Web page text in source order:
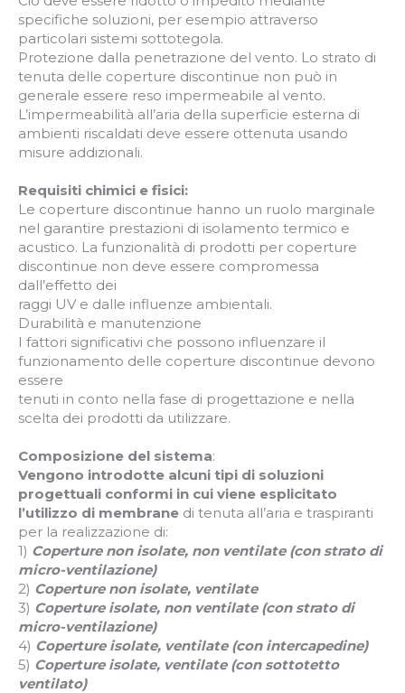
specifiche soluzioni, per esempio attraverso
particolari sistemi sottotegola.
Protezione dalla penetrazione del vento. Lo strato di
tenuta delle coperture discontinue non può in
generale essere reso impermeabile al vento.
L’impermeabilità all’aria della superficie esterna di
ambienti riscaldati deve essere ottenuta usando
misure addizionali.
Requisiti chimici e fisici:
Le coperture discontinue hanno un ruolo marginale
nel garantire prestazioni di isolamento termico e
acustico. La funzionalità di prodotti per coperture
discontinue non deve essere compromessa
dall’effetto dei
raggi UV e dalle influenze ambientali.
Durabilità e manutenzione
I fattori significativi che possono influenzare il
funzionamento delle coperture discontinue devono
essere
tenuti in conto nella fase di progettazione e nella
scelta dei prodotti da utilizzare.
Composizione del sistema:
Vengono introdotte alcuni tipi di soluzioni
progettuali conformi in cui viene esplicitato
l’utilizzo di membrane di tenuta all’aria e traspiranti
per la realizzazione di:
1) Coperture non isolate, non ventilate (con strato di
micro-ventilazione)
2) Coperture non isolate, ventilate
3) Coperture isolate, non ventilate (con strato di
micro-ventilazione)
4) Coperture isolate, ventilate (con intercapedine)
5) Coperture isolate, ventilate (con sottotetto
ventilato)